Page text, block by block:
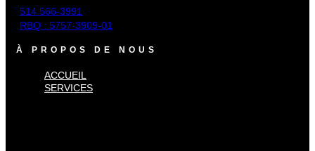
514 566-3991
RBQ : 5757-3909-01
À PROPOS DE NOUS
ACCUEIL
SERVICES